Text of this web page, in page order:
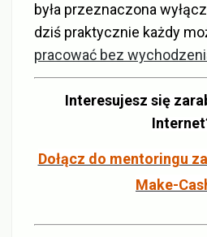
była przeznaczona
dziś praktycznie każdy
pracować bez
Interesujesz się
Dołącz do mentoringu
Make-